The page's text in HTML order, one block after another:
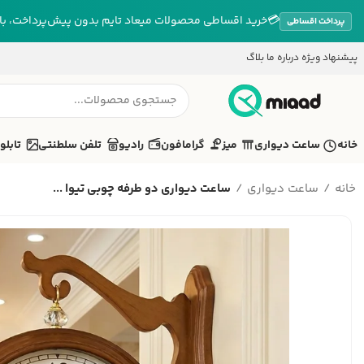
پرداخت اقساطی 💳خرید اقساطی محصولات میعاد تایم بدون پیش‌پرداخت،
پیشنهاد ویژه درباره ما بلاگ
خانه ساعت دیواری میز گرامافون رادیو تلفن سلطنتی تابلو
خانه ساعت دیواری ساعت دیواری دو طرفه چوبی تیوا ...